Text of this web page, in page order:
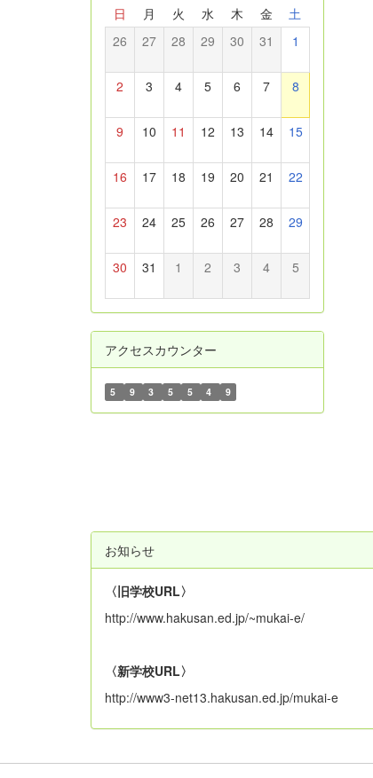
日 月 火 水 木 金 土
26 27 28 29 30 31 1
2 3 4 5 6 7 8
9 10 11 12 13 14 15
16 17 18 19 20 21 22
23 24 25 26 27 28 29
30 31 1 2 3 4 5
アクセスカウンター
5 9 3 5 5 4 9
お知らせ
〈旧学校URL〉
http://www.hakusan.ed.jp/~mukai-e/
〈新学校URL〉
http://www3-net13.hakusan.ed.jp/mukai-e